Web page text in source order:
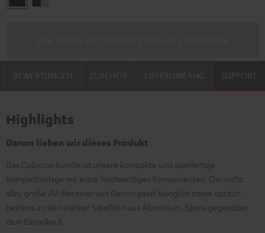
/
SUPPORT
Highlights
Darum lieben wir dieses Produkt
Das Cubycon Bundle ist unsere kompakte und spielfertige
Komplettanlage mit extra hochwertigen Komponenten. Der nicht
allzu große AV-Receiver von Denon passt klanglich sowie optisch
bestens zu den starken Satelliten aus Aluminium. Spare gegenüber
dem Einzelkauf.